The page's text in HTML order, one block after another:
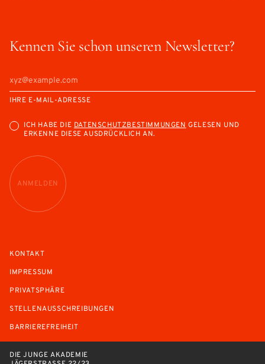
Kennen Sie schon unseren Newsletter?
IHRE E-MAIL-ADRESSE
ICH HABE DIEDATENSCHUTZBESTIMMUNGENGELESEN UND
ERKENNE DIESE AUSDRÜCKLICH AN.
ANMELDEN
KONTAKT
IMPRESSUM
PRIVATSPHÄRE
STELLENAUSSCHREIBUNGEN
BARRIEREFREIHEIT
DIE JUNGE AKADEMIE